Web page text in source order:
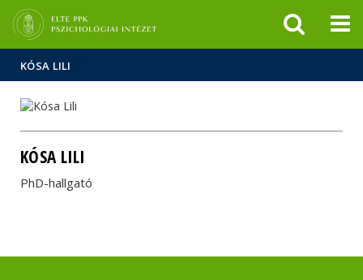
sajtóban
KÓSA LILI
KÓSA LILI
PhD-hallgató